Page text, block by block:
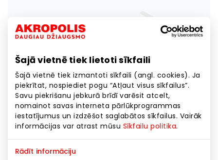
Šajā vietnē tiek lietoti sīkfaili
Šajā vietnē tiek izmantoti sīkfaili (angl. cookies). Ja
piekrītat, nospiediet pogu “Atļaut visus sīkfailus”.
Savu piekrišanu jebkurā brīdī varēsit atcelt,
nomainot savas interneta pārlūkprogrammas
iestatījumus un izdzēšot saglabātos sīkfailus. Vairāk
informācijas var atrast mūsu Sīkfailu politika.
Rādīt informāciju